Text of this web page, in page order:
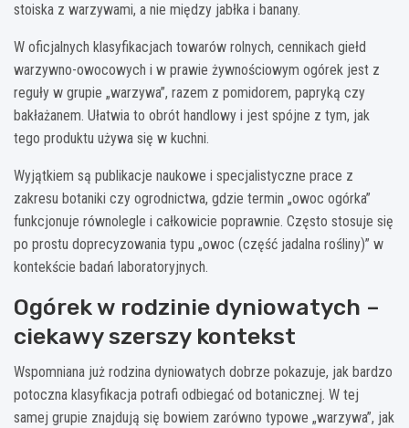
stoiska z warzywami, a nie między jabłka i banany.
W oficjalnych klasyfikacjach towarów rolnych, cennikach giełd
warzywno-owocowych i w prawie żywnościowym ogórek jest z
reguły w grupie „warzywa”, razem z pomidorem, papryką czy
bakłażanem. Ułatwia to obrót handlowy i jest spójne z tym, jak
tego produktu używa się w kuchni.
Wyjątkiem są publikacje naukowe i specjalistyczne prace z
zakresu botaniki czy ogrodnictwa, gdzie termin „owoc ogórka”
funkcjonuje równolegle i całkowicie poprawnie. Często stosuje się
po prostu doprecyzowania typu „owoc (część jadalna rośliny)” w
kontekście badań laboratoryjnych.
Ogórek w rodzinie dyniowatych –
ciekawy szerszy kontekst
Wspomniana już rodzina dyniowatych dobrze pokazuje, jak bardzo
potoczna klasyfikacja potrafi odbiegać od botanicznej. W tej
samej grupie znajdują się bowiem zarówno typowe „warzywa”, jak